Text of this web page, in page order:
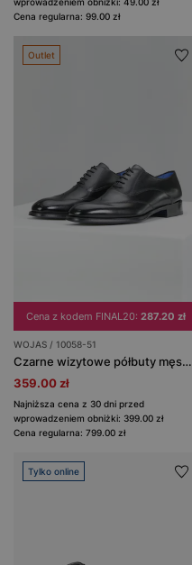
Cena regularna: 99.00 zł
Outlet
Cena z kodem FINAL20: 287.20 zł
WOJAS / 10058-51
Czarne wizytowe półbuty męskie ze skórzaną podeszwą - linia PREMIUM
359.00 zł
Najniższa cena z 30 dni przed
wprowadzeniem obniżki: 399.00 zł
Cena regularna: 799.00 zł
Tylko online